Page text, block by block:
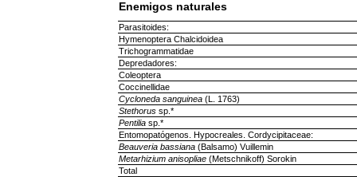
Enemigos naturales
Parasitoides:
Hymenoptera Chalcidoidea
Trichogrammatidae
Depredadores:
Coleoptera
Coccinellidae
Cycloneda sanguinea(L. 1763)
Stethorussp.*
Pentiliasp.*
Entomopatógenos. Hypocreales. Cordycipitaceae:
Beauveria bassiana(Balsamo) Vuillemin
Metarhizium anisopliae(Metschnikoff) Sorokin
Total